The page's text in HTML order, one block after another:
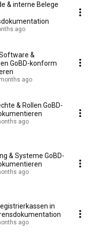
& interne Belege
ago
&
GoBD-konform
ago
& Rollen GoBD-
ago
& Systeme GoBD-
ago
in
ago